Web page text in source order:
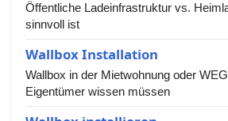
Öffentliche Ladeinfrastruktur vs.
sinnvoll ist
Wallbox Installation
Wallbox in der Mietwohnung oder
Eigentümer wissen müssen